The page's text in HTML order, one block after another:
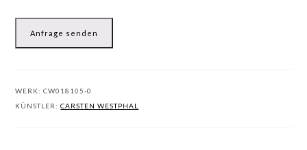
Anfrage senden
WERK:CW018105-0
KÜNSTLER:CARSTEN WESTPHAL